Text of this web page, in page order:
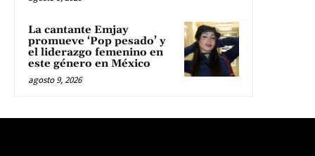
La cantante Emjay
promueve ‘Pop pesado’ y
el liderazgo femenino en
este género en México
agosto 9, 2026